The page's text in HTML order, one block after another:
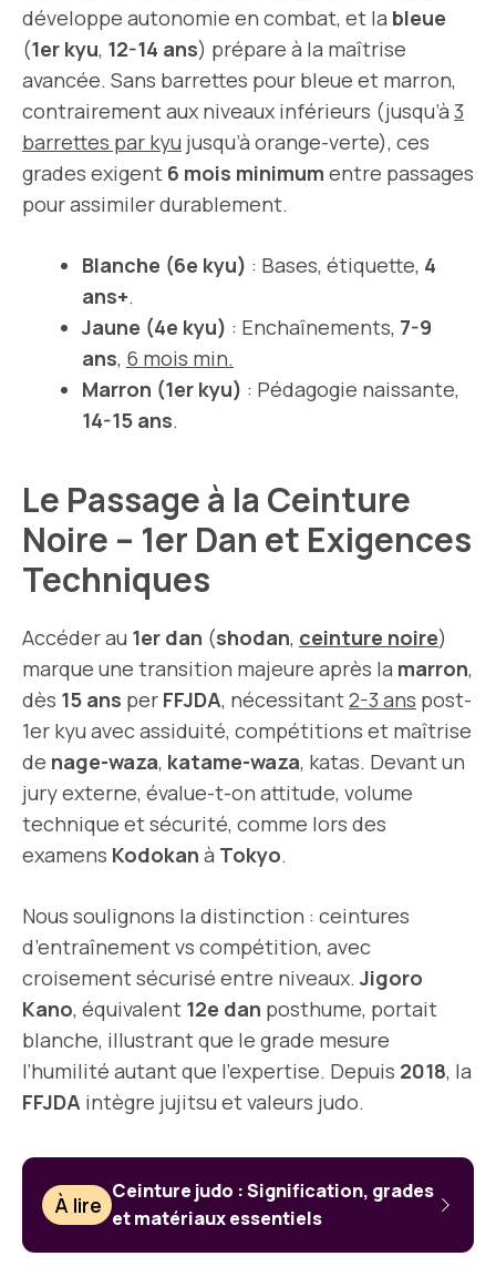
développe autonomie en combat, et la bleue
(1er kyu, 12-14 ans) prépare à la maîtrise
avancée. Sans barrettes pour bleue et marron,
contrairement aux niveaux inférieurs (jusqu’à 3
barrettes par kyu jusqu’à orange-verte), ces
grades exigent 6 mois minimum entre passages
pour assimiler durablement.
Blanche (6e kyu) : Bases, étiquette, 4
ans+.
Jaune (4e kyu) : Enchaînements, 7-9
ans, 6 mois min.
Marron (1er kyu) : Pédagogie naissante,
14-15 ans.
Le Passage à la Ceinture
Noire – 1er Dan et Exigences
Techniques
Accéder au 1er dan (shodan, ceinture noire)
marque une transition majeure après la marron,
dès 15 ans per FFJDA, nécessitant2-3 ans post-
1er kyu avec assiduité, compétitions et maîtrise
de nage-waza, katame-waza, katas. Devant un
jury externe, évalue-t-on attitude, volume
technique et sécurité, comme lors des
examens Kodokan à Tokyo.
Nous soulignons la distinction : ceintures
d’entraînement vs compétition, avec
croisement sécurisé entre niveaux.Jigoro
Kano, équivalent 12e dan posthume, portait
blanche, illustrant que le grade mesure
l’humilité autant que l’expertise. Depuis 2018, la
FFJDA intègre jujitsu et valeurs judo.
À lire
Ceinture judo : Signification, grades
et matériaux essentiels